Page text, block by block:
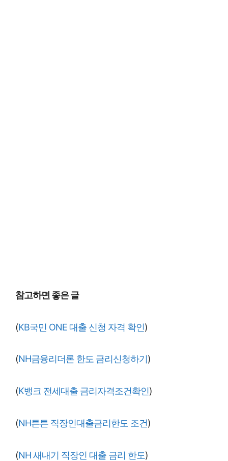
참고하면 좋은 글
(KB국민 ONE 대출 신청 자격 확인)
(NH금융리더론 한도 금리신청하기)
(K뱅크 전세대출 금리자격조건확인)
(NH튼튼 직장인대출금리한도 조건)
(NH 새내기 직장인 대출 금리 한도)